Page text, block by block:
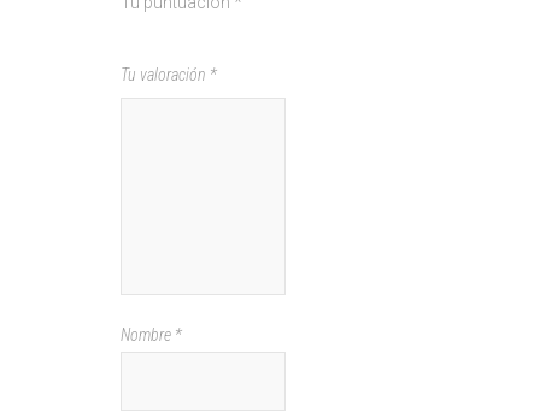
Tu valoración *
Nombre *